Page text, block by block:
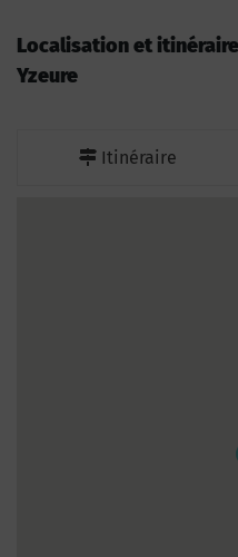
Localisation et
Yzeure
Itinéraire